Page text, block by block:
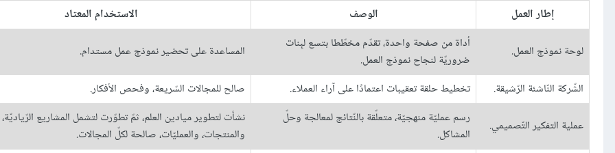
إطار العمل
الوصف
الاستخدام المعتاد
لوحة نموذج العمل.
أداة من صفحة واحدة، تقدّم مخطّطا بتسع لبِنات
ضروريّة لنجاح نموذج العمل.
المساعدة على تحضير نموذج عمل مستدام.
الشّركة النّاشئة الرّشيقة. تخطيط حلقة تعقيبات اعتمادًا على آراء العملاء.
صالح للمجالات السّريعة، وفحص الأفكار.
عملية التفكير التّصميمي.
رسم عمليّة منهجيّة، متعلّقة بالنّتائج لمعالجة وحلّ
المشاكل.
نشأت لتطوير ميادين العلم، ثمّ تطوّرت لتشمل المشاريع الرّياديّة،
والمنتجات، والعمليّات، صالحة لكلّ المجالات.